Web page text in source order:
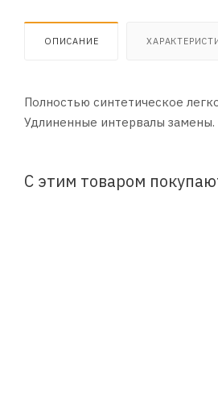
ОПИСАНИЕ
Полностью синтетическое
Удлиненные интервалы замены.
С этим товаром